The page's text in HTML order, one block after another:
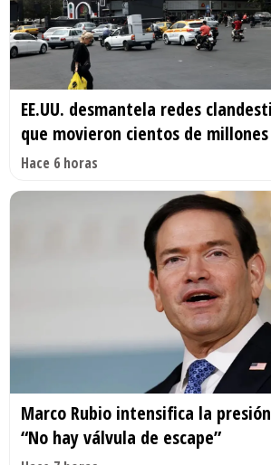
EE.UU. desmantela redes
que movieron cientos de
Hace 6 horas
Marco Rubio intensifica la
“No hay válvula de escape”